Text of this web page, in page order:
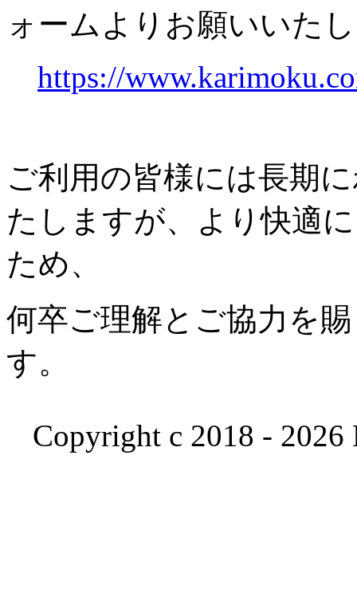
ォームよりお願いいた
https://
ご利用の皆様には長期
たしますが、より快適
ため、
何卒ご理解とご協力を
す。
Copyright c 2018 -